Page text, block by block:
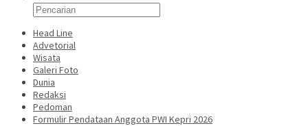
Head Line
Advetorial
Wisata
Galeri Foto
Dunia
Redaksi
Pedoman
Formulir Pendataan Anggota PWI Kepri 2026